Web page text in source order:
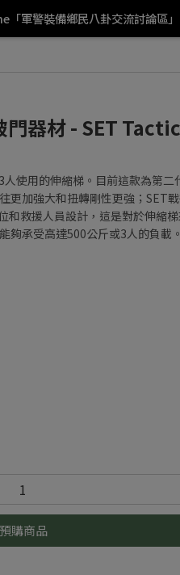
「軍警裝備鄉民八卦交流討論區」
器材 - SET
使用的伸縮梯。目前這款為第二
更加強大和扭轉剛性更強；SET
和救援人員設計，這是對於伸縮
夠承受高達500公斤或3人的負載。
預購商品